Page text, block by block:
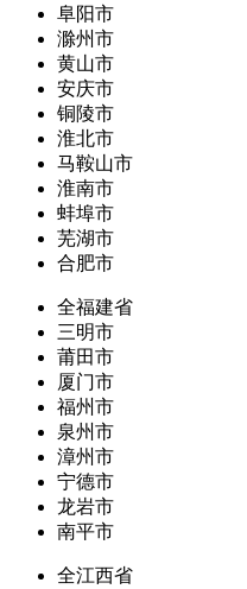
阜阳市
滁州市
黄山市
安庆市
铜陵市
淮北市
马鞍山市
淮南市
蚌埠市
芜湖市
合肥市
全福建省
三明市
莆田市
厦门市
福州市
泉州市
漳州市
宁德市
龙岩市
南平市
全江西省